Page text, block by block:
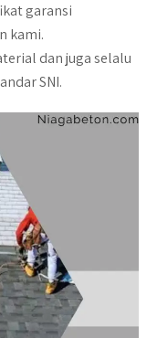
garansi
kami.
dan juga selalu
SNI.